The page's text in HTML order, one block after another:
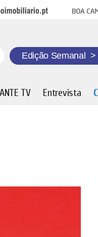
Imobiliário Boa
Edição Semanal >
TV Entrevista